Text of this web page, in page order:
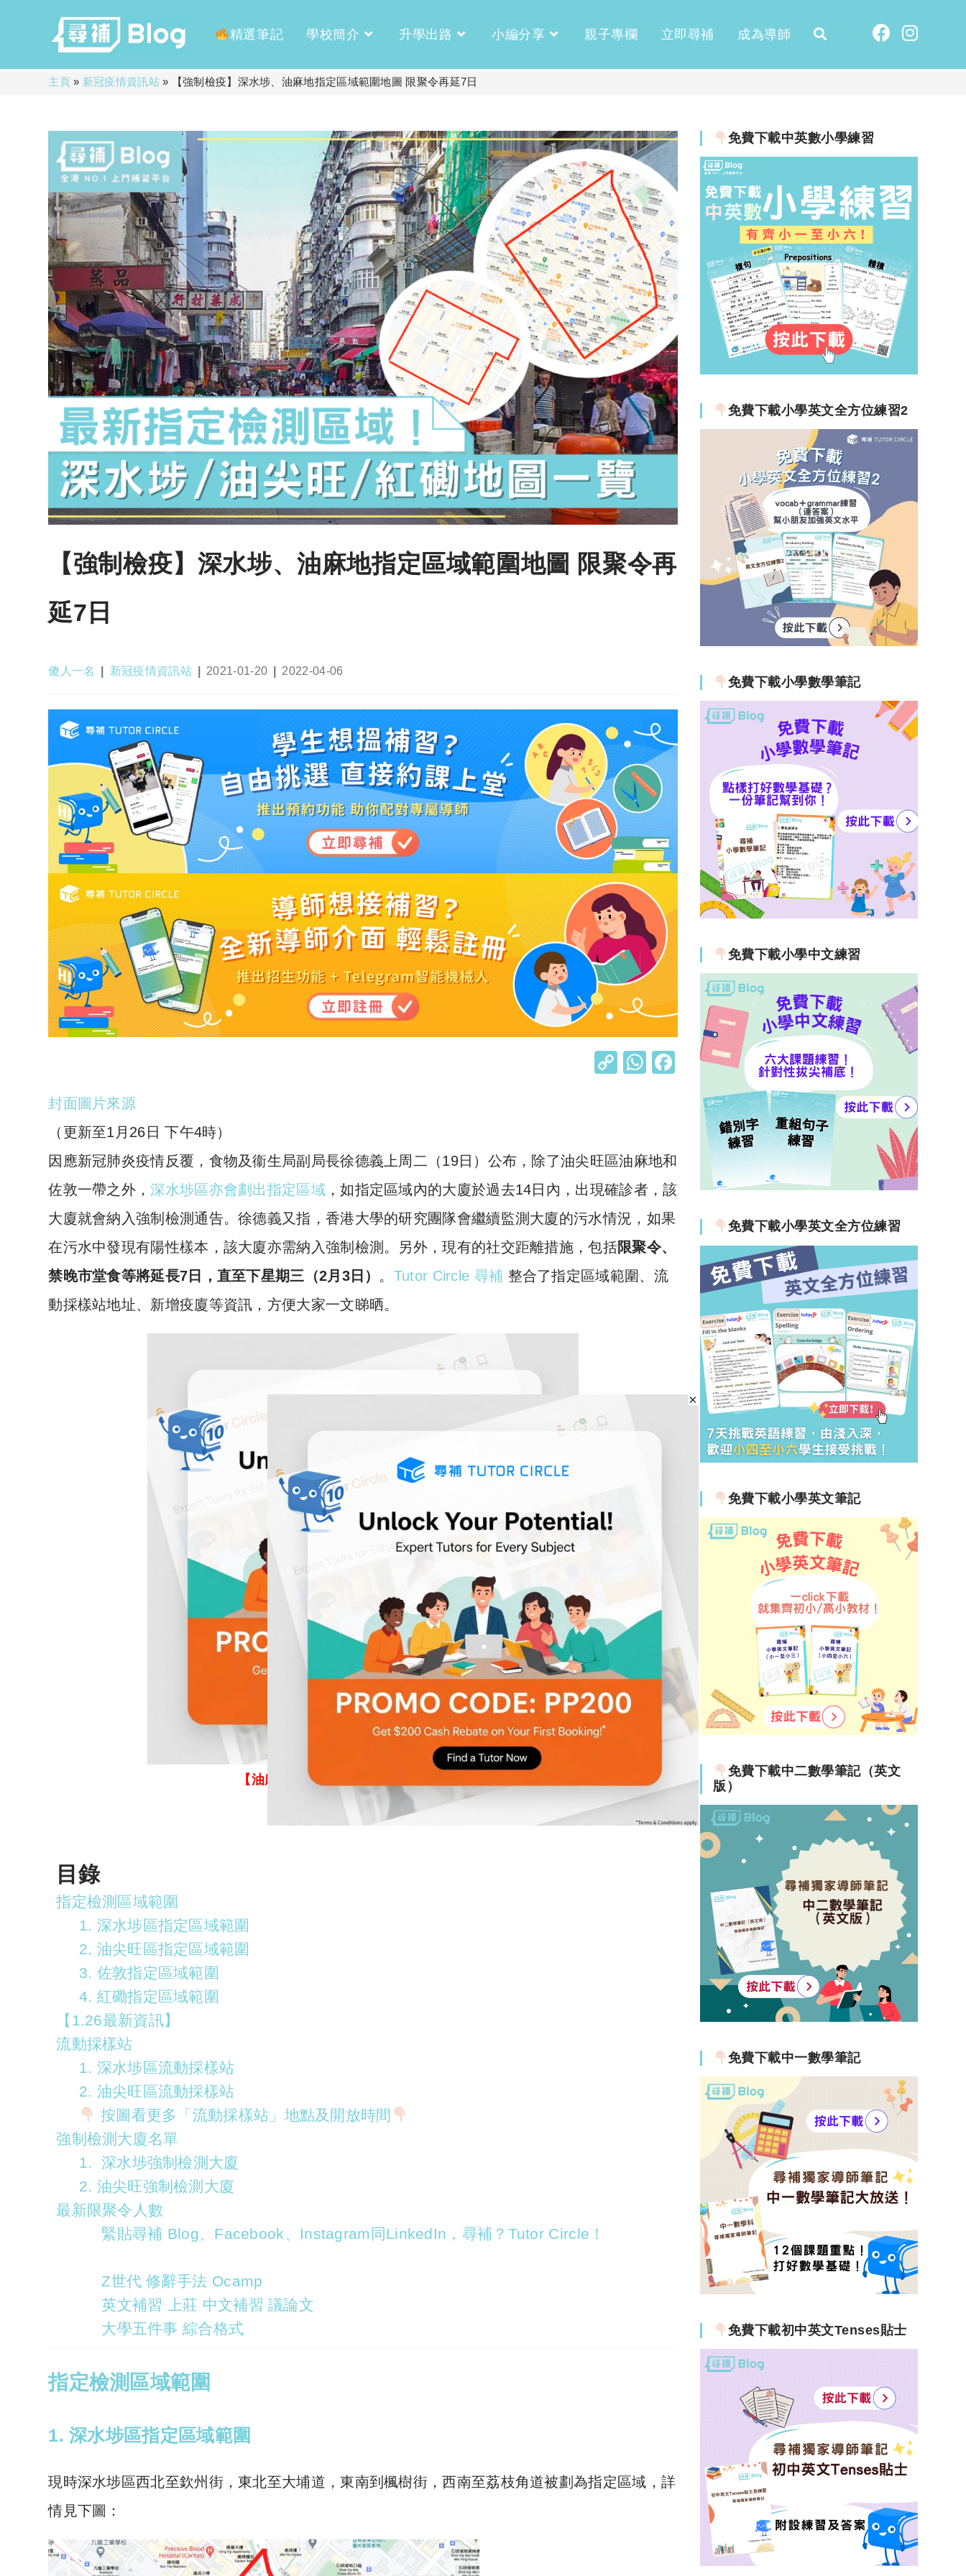
精選筆記 學校簡介 升學出路 小編分享 親子專欄 立即尋補 成為導師
主頁» 新冠疫情資訊站» 【強制檢疫】深水埗、油麻地指定區域範圍地圖 限聚令再延7日
【強制檢疫】深水埗、油麻地指定區域範圍地圖 限聚令再
延7日
Post
傻人一名
Post
新冠疫情資訊站
Post
2021-01-20
Post
2022-04-06
C
Li
n
k
W
A
p
p
封面圖片來源
（更新至1月26日 下午4時）
因應新冠肺炎疫情反覆，食物及衞生局副局長徐德義上周二（19日）公布，除了油尖旺區油麻地和
佐敦一帶之外，深水埗區亦會劃出指定區域 ，如指定區域內的大廈於過去14日內，出現確診者，該
大廈就會納入強制檢測通告。徐德義又指，香港大學的研究團隊會繼續監測大廈的污水情況，如果
在污水中發現有陽性樣本，該大廈亦需納入強制檢測。另外，現有的社交距離措施，包括限聚令、
禁晚市堂食等將延長7日，直至下星期三（2月3日） 。 Tutor Circle 尋補 整合了指定區域範圍、流
動採樣站地址、新增疫廈等資訊，方便大家一文睇晒。
【油麻地封區】突封碧街及東安街強制檢測
目錄
指定檢測區域範圍
1. 深水埗區指定區域範圍
2. 油尖旺區指定區域範圍
3. 佐敦指定區域範圍
4. 紅磡指定區域範圍
【1.26最新資訊】
流動採樣站
1. 深水埗區流動採樣站
2. 油尖旺區流動採樣站
按圖看更多「流動採樣站」地點及開放時間
強制檢測大廈名單
1. 深水埗強制檢測大廈
2. 油尖旺強制檢測大廈
最新限聚令人數
緊貼尋補 Blog、Facebook、Instagram同LinkedIn，尋補？Tutor Circle！
Z世代 修辭手法 Ocamp
英文補習 上莊 中文補習 議論文
大學五件事 綜合格式
指定檢測區域範圍
1. 深水埗區指定區域範圍
現時深水埗區西北至欽州街，東北至大埔道，東南到楓樹街，西南至荔枝角道被劃為指定區域，詳
情見下圖：
免費下載中英數小學練習
免費下載小學英文全方位練習2
免費下載小學數學筆記
免費下載小學中文練習
免費下載小學英文全方位練習
免費下載小學英文筆記
免費下載中二數學筆記（英文
版）
免費下載中一數學筆記
免費下載初中英文Tenses貼士